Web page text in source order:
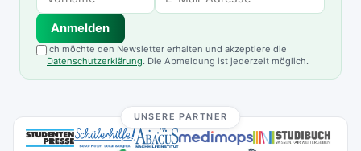
Anmelden
Ich möchte den Newsletter erhalten und akzeptiere die
Datenschutzerklärung. Die Abmeldung ist jederzeit möglich.
UNSERE PARTNER